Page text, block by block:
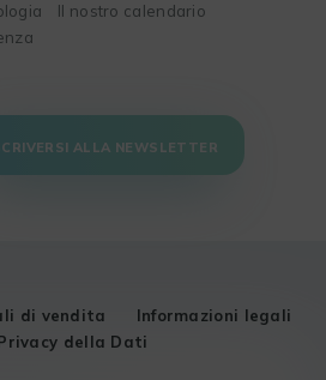
Il nostro calendario
ALLA NEWSLETTER
di vendita
Informazioni legali
della Dati